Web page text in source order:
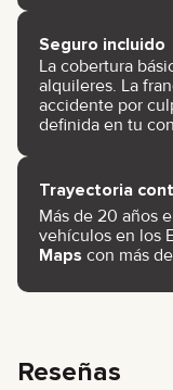
Seguro incluido
La cobertura
alquileres. La
accidente por
definida en tu
Trayectoria
Más de 20 años
vehículos en los
Maps con más
Reseñas